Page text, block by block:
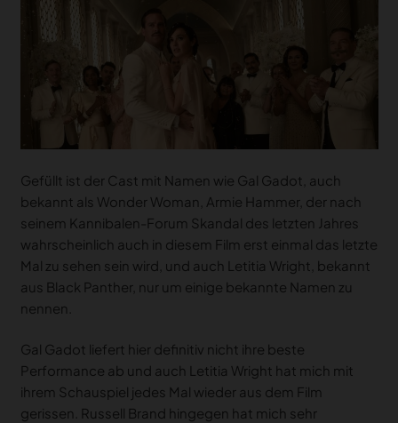
Gefüllt ist der Cast mit Namen wie Gal Gadot, auch
bekannt als Wonder Woman, Armie Hammer, der nach
seinem Kannibalen-Forum Skandal des letzten Jahres
wahrscheinlich auch in diesem Film erst einmal das letzte
Mal zu sehen sein wird, und auch Letitia Wright, bekannt
aus Black Panther, nur um einige bekannte Namen zu
nennen.
Gal Gadot liefert hier definitiv nicht ihre beste
Performance ab und auch Letitia Wright hat mich mit
ihrem Schauspiel jedes Mal wieder aus dem Film
gerissen. Russell Brand hingegen hat mich sehr